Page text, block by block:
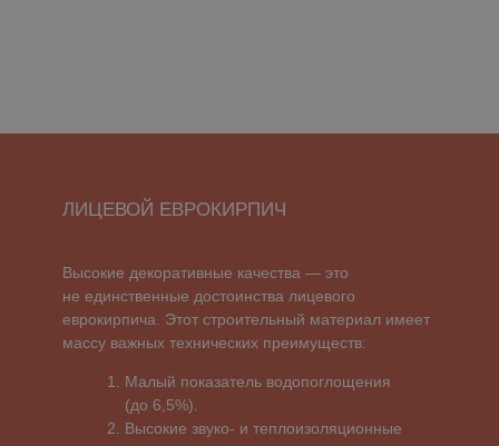
Высокие звуко- и теплоизоляционные
ультрафиолетовому излучению, скачкам
Высокий показатель морозостойкости.
Относительно небольшой вес, за счет того,
что кирпич пустотелый, поэтому